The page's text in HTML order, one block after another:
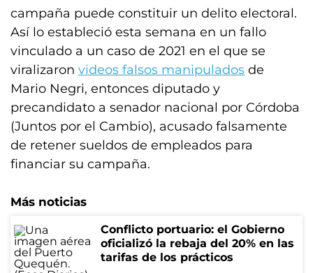
campaña puede constituir un delito electoral.
Así lo estableció esta semana en un fallo
vinculado a un caso de 2021 en el que se
viralizaron videos falsos manipulados de
Mario Negri, entonces diputado y
precandidato a senador nacional por Córdoba
(Juntos por el Cambio), acusado falsamente
de retener sueldos de empleados para
financiar su campaña.
Más noticias
Conflicto portuario: el Gobierno
oficializó la rebaja del 20% en las
tarifas de los prácticos